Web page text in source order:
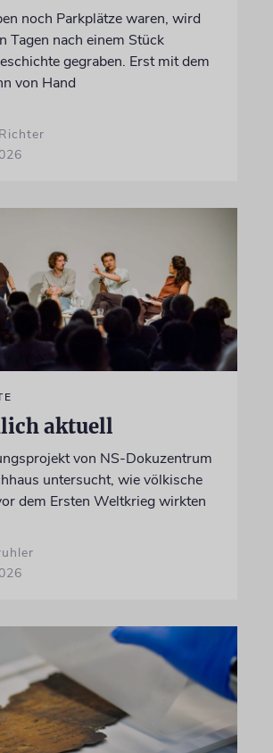
noch Parkplätze waren, wird
Tagen nach einem Stück
gegraben. Erst mit dem
von Hand
aktuell
von NS-Dokuzentrum
untersucht, wie völkische
dem Ersten Weltkrieg wirkten